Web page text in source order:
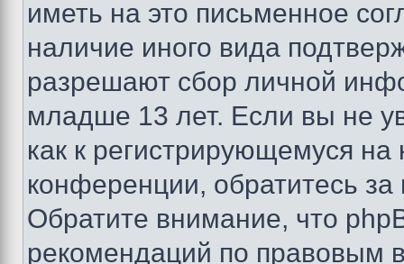
иметь на это письменное
наличие иного вида
разрешают сбор личной
младше 13 лет. Если вы не
как к регистрирующемуся
конференции, обратитесь
Обратите внимание, что
рекомендаций по правовым